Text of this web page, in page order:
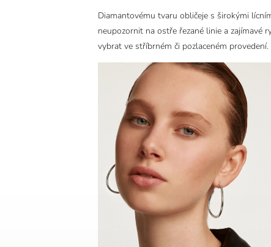
Diamantovému tvaru obličeje s širokými
neupozornit na ostře řezané linie a zajímavé
vybrat ve stříbrném či pozlaceném provedení.